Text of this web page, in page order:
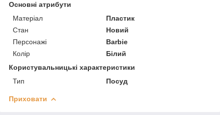
Основні атрибути
Матеріал
Пластик
Стан
Новий
Персонажі
Barbie
Колір
Білий
Користувальницькі характеристики
Тип
Посуд
Приховати